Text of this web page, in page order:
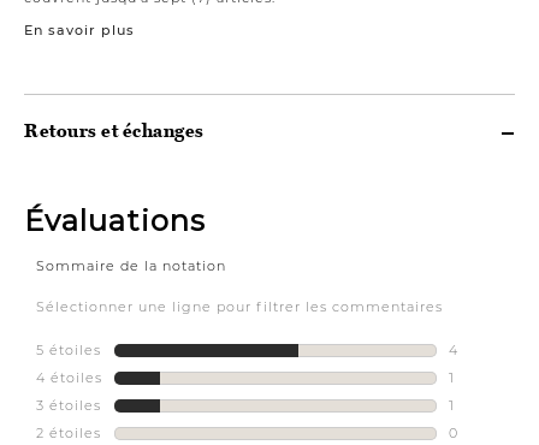
En savoir plus
Retours et échanges